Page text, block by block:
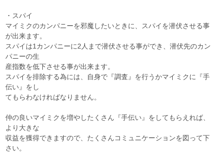
・スパイ
マイミクのカンパニーを邪魔したいときに、スパイを潜伏させる事
が出来ます。
スパイは1カンパニーに2人まで潜伏させる事ができ、潜伏先のカン
パニーの生
産指数を低下させる事が出来ます。
スパイを排除する為には、自身で『調査』を行うかマイミクに『手
伝い』をし
てもらわなければなりません。
仲の良いマイミクを増やしたくさん『手伝い』をしてもらえれば、
より大きな
収益を獲得できますので、たくさんコミュニケーションを図って下
さい。